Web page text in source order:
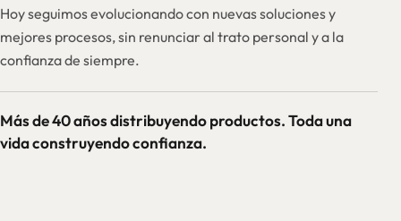
Hoy seguimos evolucionando con nuevas soluciones y
mejores procesos, sin renunciar al trato personal y a la
confianza de siempre.
Más de 40 años distribuyendo productos. Toda una
vida construyendo confianza.